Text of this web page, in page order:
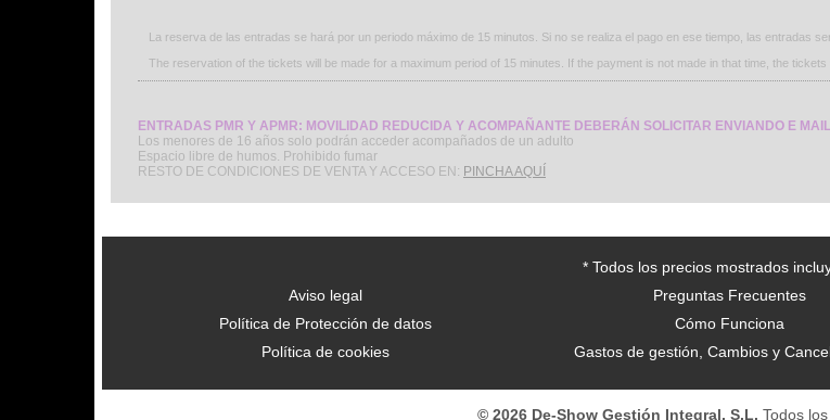
La reserva de las entradas se hará por un periodo máximo de 15 minutos. Si no se realiza el pago en ese tiempo, las entradas
The reservation of the tickets will be made for a maximum period of 15 minutes. If the payment is not made in that time, the tickets
ENTRADAS PMR Y APMR: MOVILIDAD REDUCIDA Y ACOMPAÑANTE DEBERÁN SOLICITAR ENVIANDO E
Los menores de 16 años solo podrán acceder acompañados de un adulto
Espacio libre de humos. Prohibido fumar
RESTO DE CONDICIONES DE VENTA Y ACCESO EN: PINCHA AQUÍ
* Todos los precios mostrados
Aviso legal
Política de Protección de datos
Política de cookies
Preguntas Frecuentes
Cómo Funciona
Gastos de gestión, Cambios y
© 2026 De-Show Gestión Integral, S.L. Todos